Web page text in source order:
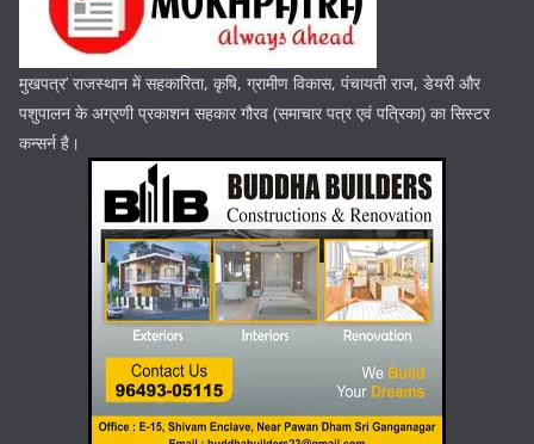
मुखपत्र’ राजस्थान में सहकारिता, कृषि, ग्रामीण विकास, पंचायती राज, डेयरी और
पशुपालन के अग्रणी प्रकाशन सहकार गौरव (समाचार पत्र एवं पत्रिका) का सिस्टर
कन्सर्न है।